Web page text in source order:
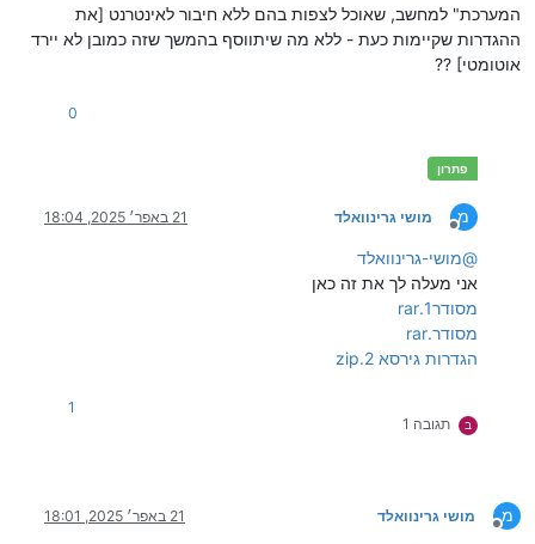
המערכת" למחשב, שאוכל לצפות בהם ללא חיבור לאינטרנט [את
ההגדרות שקיימות כעת - ללא מה שיתווסף בהמשך שזה כמובן לא יירד
אוטומטי] ??
0
מ
מנותק
מושי גרינוואלד 21 באפר׳ 2025, 18:04
@מושי-גרינוואלד
אני מעלה לך את זה כאן
מסודר1.rar
מסודר.rar
הגדרות גירסא 2.zip
ב תגובה 1
1
מ
מנותק
מושי גרינוואלד 21 באפר׳ 2025, 18:01